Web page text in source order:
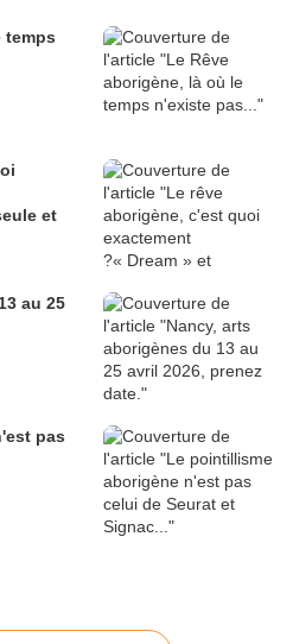
temps
et
au 25
pas